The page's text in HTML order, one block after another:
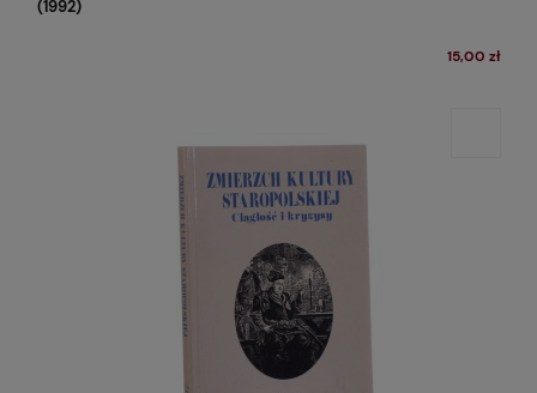
(1992)
15,00 zł